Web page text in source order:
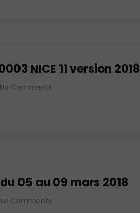
NICE 11 version 2018
No Comments
05 au 09 mars 2018
No Comments